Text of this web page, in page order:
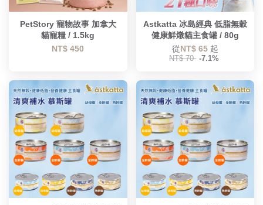
PetStory 寵物故事 加拿大
貓寵糧 / 1.5kg
NT$ 450
Astkatta 冰島經典 低脂無穀
健康鮮燉貓主食罐 / 80g
從NT$ 65 起
NT$ 70 -7.1%